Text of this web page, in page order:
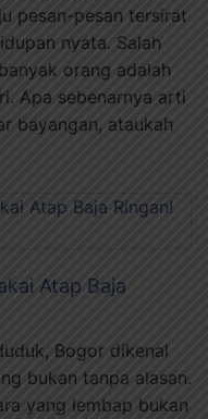
pesan-pesan tersirat
nyata. Salah
orang adalah
Apa sebenarnya arti
bayangan, ataukah
Atap Baja
Bogor dikenal
bukan tanpa alasan.
yang lembap bukan